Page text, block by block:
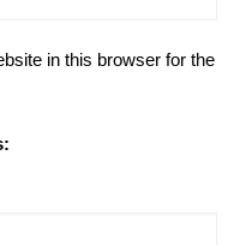
in this browser for the